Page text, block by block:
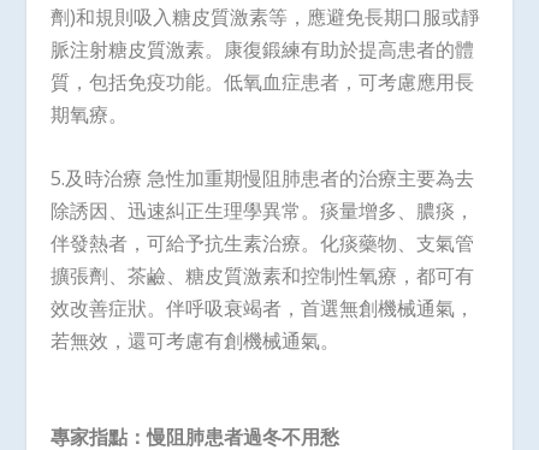
劑)和規則吸入糖皮質激素等，應避免長期口服或靜
脈注射糖皮質激素。康復鍛練有助於提高患者的體
質，包括免疫功能。低氧血症患者，可考慮應用長
期氧療。
5.及時治療 急性加重期慢阻肺患者的治療主要為去
除誘因、迅速糾正生理學異常。痰量增多、膿痰，
伴發熱者，可給予抗生素治療。化痰藥物、支氣管
擴張劑、茶鹼、糖皮質激素和控制性氧療，都可有
效改善症狀。伴呼吸衰竭者，首選無創機械通氣，
若無效，還可考慮有創機械通氣。
專家指點：慢阻肺患者過冬不用愁